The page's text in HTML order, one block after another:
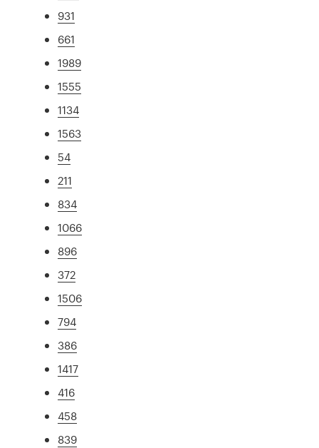
931
661
1989
1555
1134
1563
54
211
834
1066
896
372
1506
794
386
1417
416
458
839